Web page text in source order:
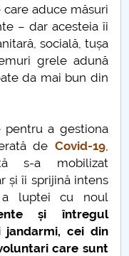
aduce măsuri
– dar acesteia îi
socială, tușa
grele adună
da mai bun din
a gestiona
de Covid-19,
s-a mobilizat
și îi sprijină intens
luptei cu noul
și întregul
jandarmi, cei din
care sunt